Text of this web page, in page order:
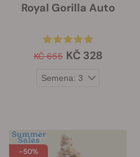
Royal Gorilla Auto
KČ 655 KČ 328
-50%